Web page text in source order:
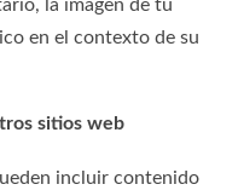
la imagen de tu
en el contexto de su
sitios web
incluir contenido